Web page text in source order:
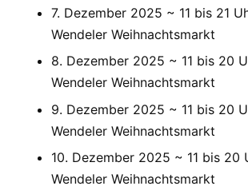
7. Dezember 2025 ~ 11 bis 21
Wendeler Weihnachtsmarkt
8. Dezember 2025 ~ 11 bis 20
Wendeler Weihnachtsmarkt
9. Dezember 2025 ~ 11 bis 20
Wendeler Weihnachtsmarkt
10. Dezember 2025 ~ 11 bis 20
Wendeler Weihnachtsmarkt